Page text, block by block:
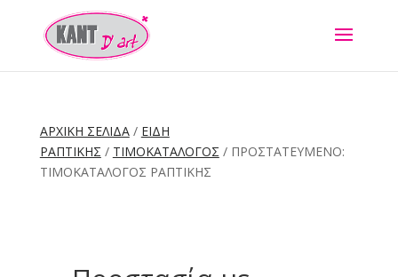
ΑΡΧΙΚΉ ΣΕΛΊΔΑ/ ΕΙΔΗ
ΡΑΠΤΙΚΗΣ / ΤΙΜΟΚΑΤΑΛΟΓΟΣ / ΠΡOΣΤΑΤΕΥΜΈΝΟ:
ΤΙΜΟΚΑΤΆΛΟΓΟΣ ΡΑΠΤΙΚΉΣ